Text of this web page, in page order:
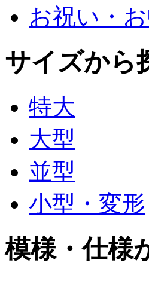
お祝い・
サイズから
特大
大型
並型
小型・変形
模様・仕様